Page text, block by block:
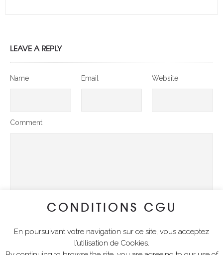
LEAVE A REPLY
Name Email Website
Comment
CONDITIONS CGU
En poursuivant votre navigation sur ce site, vous acceptez
l’utilisation de Cookies.